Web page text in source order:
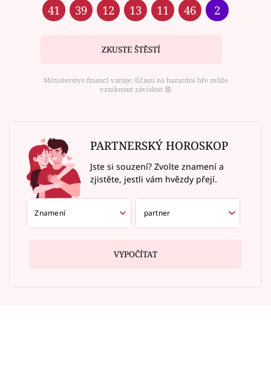
41 39 12 13 11 46 2
ZKUSTE ŠTĚSTÍ
Ministerstvo financí varuje: Účastí na hazardní hře může
vzniknout závislost ⑱
PARTNERSKÝ HOROSKOP
Jste si souzení? Zvolte znamení a
zjistěte, jestli vám hvězdy přejí.
VYPOČÍTAT